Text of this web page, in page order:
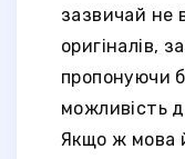
зазвичай не
оригіналів,
пропонуючи
можливість
Якщо ж мова